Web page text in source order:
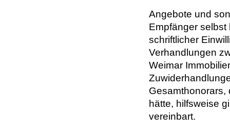
Angebote und
Empfänger selbst
schriftlicher
Verhandlungen
Weimar
Gesamthonorars,
hätte, hilfsweise
vereinbart.